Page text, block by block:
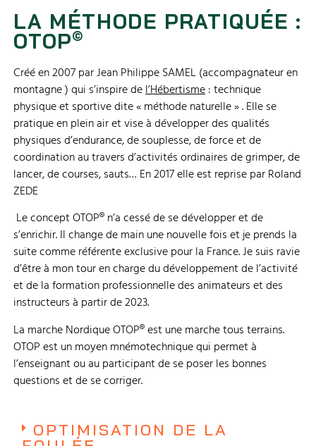
LA MÉTHODE PRATIQUÉE :
OTOP©
Créé en 2007 par Jean Philippe SAMEL (accompagnateur en
montagne ) qui s’inspire del’Hébertisme: technique
physique et sportive dite « méthode naturelle » . Elle se
pratique en plein air et vise à développer des qualités
physiques d’endurance, de souplesse, de force et de
coordination au travers d’activités ordinaires de grimper, de
lancer, de courses, sauts… En 2017 elle est reprise par Roland
ZEDE
Le concept OTOP® n’a cessé de se développer et de
s’enrichir. Il change de main une nouvelle fois et je prends la
suite comme référente exclusive pour la France. Je suis ravie
d’être à mon tour en charge du développement de l’activité
et de la formation professionnelle des animateurs et des
instructeurs à partir de 2023.
La marche Nordique OTOP® est une marche tous terrains.
OTOP est un moyen mnémotechnique qui permet à
l’enseignant ou au participant de se poser les bonnes
questions et de se corriger.
OPTIMISATION DE LA